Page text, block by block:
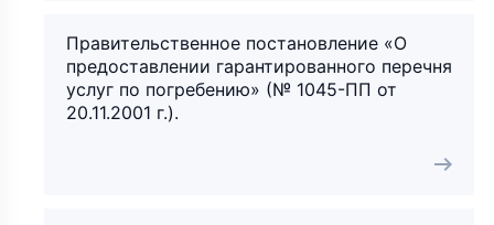
Правительственное постановление «О
предоставлении гарантированного перечня
услуг по погребению» (№ 1045-ПП от
20.11.2001 г.).